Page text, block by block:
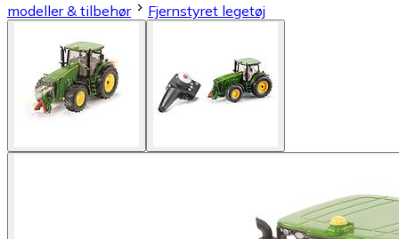
modeller & tilbehør
Fjernstyret legetøj